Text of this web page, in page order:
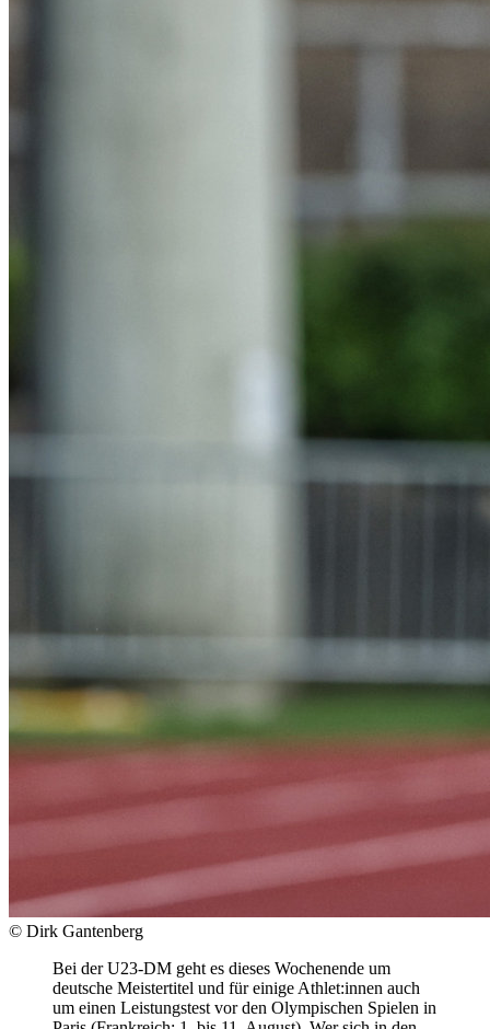
© Dirk Gantenberg
Bei der U23-DM geht es dieses Wochenende um
deutsche Meistertitel und für einige Athlet:innen auch
um einen Leistungstest vor den Olympischen Spielen in